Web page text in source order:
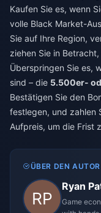
Kaufen Sie es, wenn
volle Black Market-
Sie auf Ihre Region,
ziehen Sie in
Überspringen Sie es,
sind – die 5.500er-
Bestätigen Sie den
festlegen, und zahlen
Aufpreis, um die Frist
ÜBER DEN AUTOR
Ryan
Game